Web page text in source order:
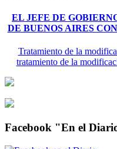
EL JEFE DE
DE BUENOS AIRES
Tratamiento de la
tratamiento de la
Facebook "En el